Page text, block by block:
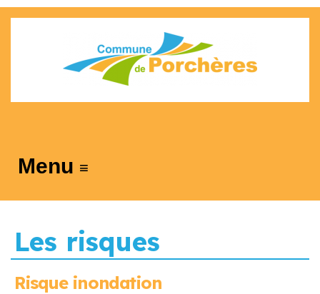
≡
Les risques
Risque inondation